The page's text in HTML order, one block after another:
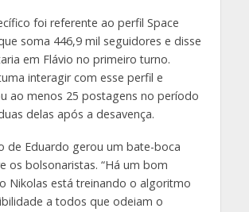
foi referente ao perfil Space
soma 446,9 mil seguidores e disse
em Flávio no primeiro turno.
interagir com esse perfil e
ao menos 25 postagens no período
delas após a desavença.
de Eduardo gerou um bate-boca
os bolsonaristas. “Há um bom
Nikolas está treinando o algoritmo
a todos que odeiam o